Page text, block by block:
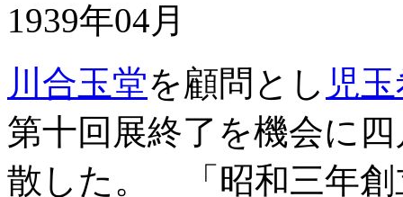
1939年04月
川合玉堂を顧問とし 児
第十回展終了を機会に
散した。 「昭和三年創